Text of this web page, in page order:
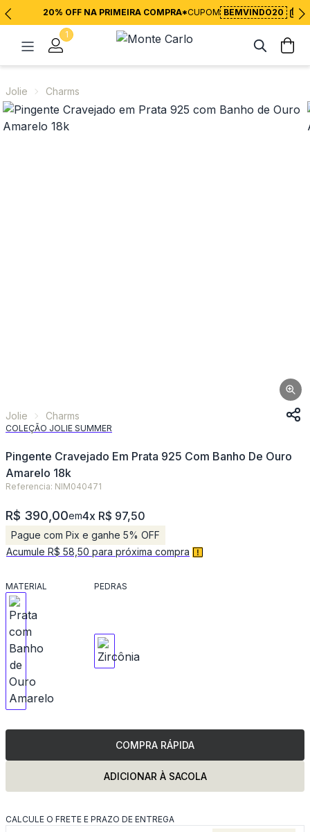
20% OFF NA PRIMEIRA COMPRA*CUPOM BEMVINDO20
1
Jolie Charms
Jolie Charms
COLEÇÃO JOLIE SUMMER
Pingente Cravejado Em Prata 925 Com Banho De Ouro
Amarelo 18k
Referencia: NIM040471
R$ 390,00em4x R$ 97,50
Pague com Pix e ganhe 5% OFF
Acumule R$ 58,50 para próxima compra
MATERIAL PEDRAS
COMPRA RÁPIDA
ADICIONAR À SACOLA
CALCULE O FRETE E PRAZO DE ENTREGA